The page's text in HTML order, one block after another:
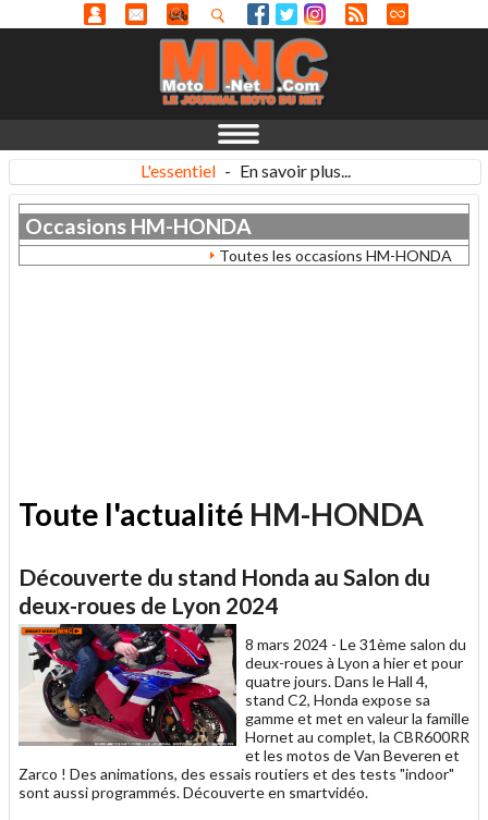
L'essentiel - En savoir plus...
Occasions HM-HONDA
Toutes les occasions HM-HONDA
Toute l'actualité HM-HONDA
Découverte du stand Honda au Salon du
deux-roues de Lyon 2024
8 mars 2024 - Le 31ème salon du
deux-roues à Lyon a hier et pour
quatre jours. Dans le Hall 4,
stand C2, Honda expose sa
gamme et met en valeur la famille
Hornet au complet, la CBR600RR
et les motos de Van Beveren et
Zarco ! Des animations, des essais routiers et des tests "indoor"
sont aussi programmés. Découverte en smartvidéo.